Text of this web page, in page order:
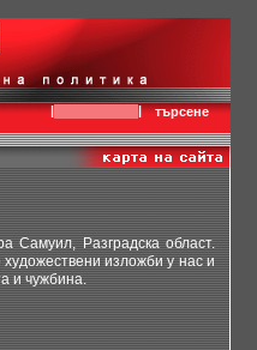
| |търсене
Разградска област.
изложби у нас и
и чужбина.